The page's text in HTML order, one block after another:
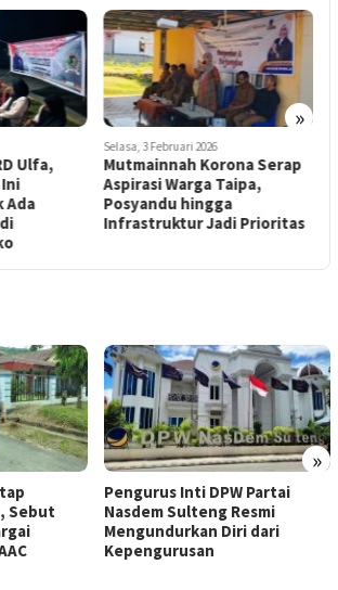
»
Ulfa,
Ada
Selasa, 3 Februari 2026
Mutmainnah Korona Serap
Aspirasi Warga Taipa,
Posyandu hingga
Infrastruktur Jadi Prioritas
»
Sebut
Pengurus Inti DPW Partai
Nasdem Sulteng Resmi
Mengundurkan Diri dari
Kepengurusan